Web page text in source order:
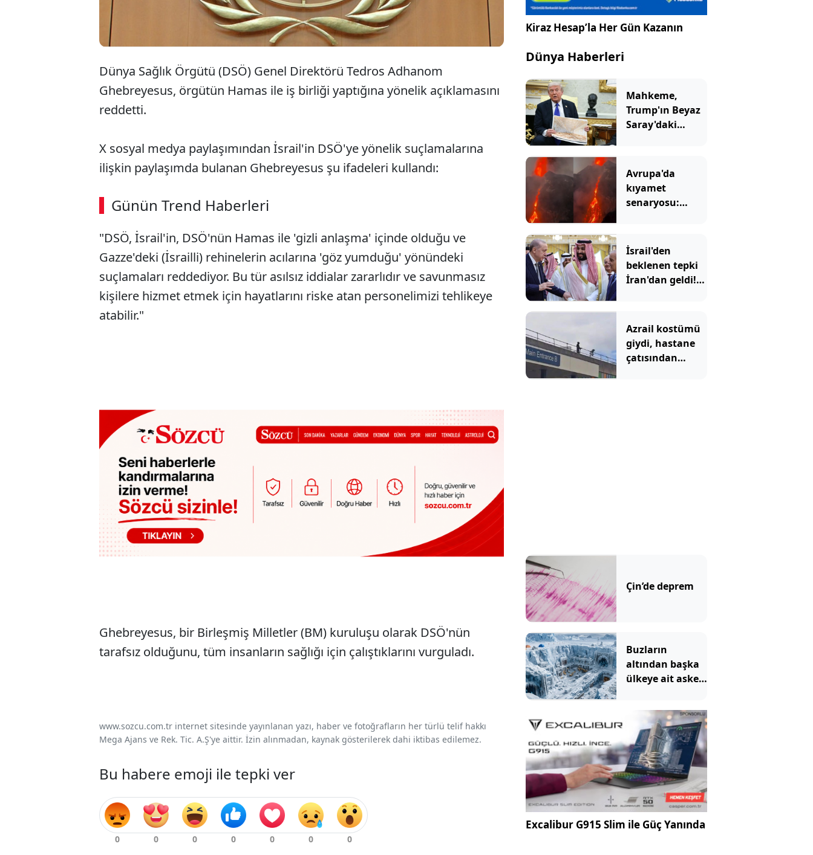
Dünya Sağlık Örgütü (DSÖ) Genel Direktörü Tedros Adhanom
Ghebreyesus, örgütün Hamas ile iş birliği yaptığına yönelik açıklamasını
reddetti.
X sosyal medya paylaşımından İsrail'in DSÖ'ye yönelik suçlamalarına
ilişkin paylaşımda bulanan Ghebreyesus şu ifadeleri kullandı:
Günün Trend Haberleri
00:02 / 08:15
Sesi Aç
"DSÖ, İsrail'in, DSÖ'nün Hamas ile 'gizli anlaşma' içinde olduğu ve
Gazze'deki (İsrailli) rehinelerin acılarına 'göz yumduğu' yönündeki
suçlamaları reddediyor. Bu tür asılsız iddialar zararlıdır ve savunmasız
kişilere hizmet etmek için hayatlarını riske atan personelimizi tehlikeye
atabilir."
Ghebreyesus, bir Birleşmiş Milletler (BM) kuruluşu olarak DSÖ'nün
tarafsız olduğunu, tüm insanların sağlığı için çalıştıklarını vurguladı.
www.sozcu.com.tr internet sitesinde yayınlanan yazı, haber ve fotoğrafların her türlü telif hakkı
Mega Ajans ve Rek. Tic. A.Ş'ye aittir. İzin alınmadan, kaynak gösterilerek dahi iktibas edilemez.
Bu habere emoji ile tepki ver
Kiraz Hesap’la Her Gün Kazanın
Dünya Haberleri
Mahkeme,
Trump'ın Beyaz
Saray'daki
Avrupa'da
kıyamet
senaryosu:
olacak?
İsrail'den
beklenen tepki
İran'dan geldi!
Tahran'ı kızdırdı
Azrail kostümü
giydi, hastane
çatısından
Çin’de deprem
Buzların
altından başka
ülkeye ait askeri
Excalibur G915 Slim ile Güç Yanında